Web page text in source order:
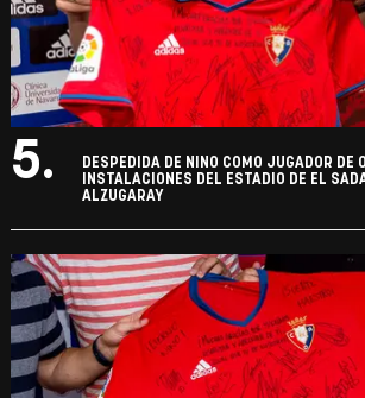
5.
DESPEDIDA DE NINO COMO JUGADOR DE
INSTALACIONES DEL ESTADIO DE EL
ALZUGARAY